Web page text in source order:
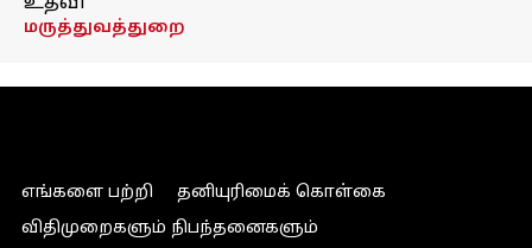
மருத்துவத்துறை
எங்களை பற்றி
தனியுரிமைக் கொள்கை
விதிமுறைகளும் நிபந்தனைகளும்